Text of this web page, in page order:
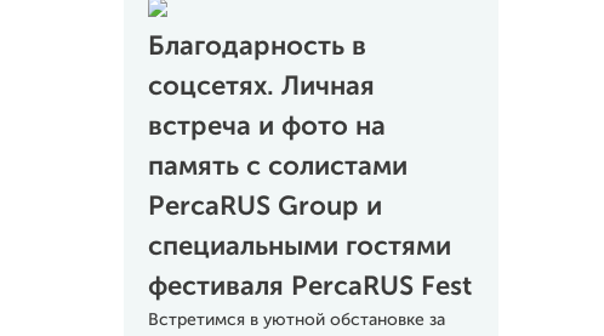
Благодарность в
соцсетях. Личная
встреча и фото на
память с солистами
PercaRUS Group и
специальными гостями
фестиваля PercaRUS Fest
Встретимся в уютной обстановке за